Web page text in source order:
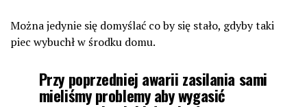
Można jedynie się domyślać co by się stało, gdyby taki
piec wybuchł w środku domu.
Przy poprzedniej awarii zasilania sami
mieliśmy problemy aby wygasić